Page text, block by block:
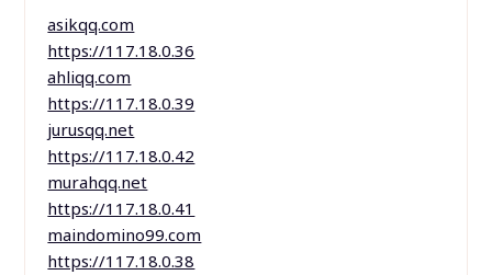
asikqq.com
https://117.18.0.36
ahliqq.com
https://117.18.0.39
jurusqq.net
https://117.18.0.42
murahqq.net
https://117.18.0.41
maindomino99.com
https://117.18.0.38